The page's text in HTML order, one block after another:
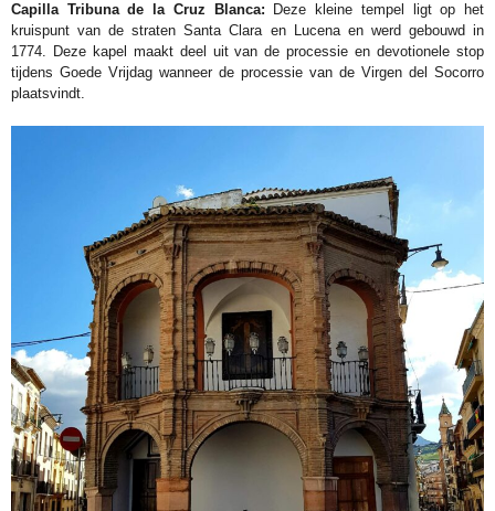
Capilla Tribuna de la Cruz Blanca: Deze kleine tempel ligt op het
kruispunt van de straten Santa Clara en Lucena en werd gebouwd in
1774. Deze kapel maakt deel uit van de processie en devotionele stop
tijdens Goede Vrijdag wanneer de processie van de Virgen del Socorro
plaatsvindt.